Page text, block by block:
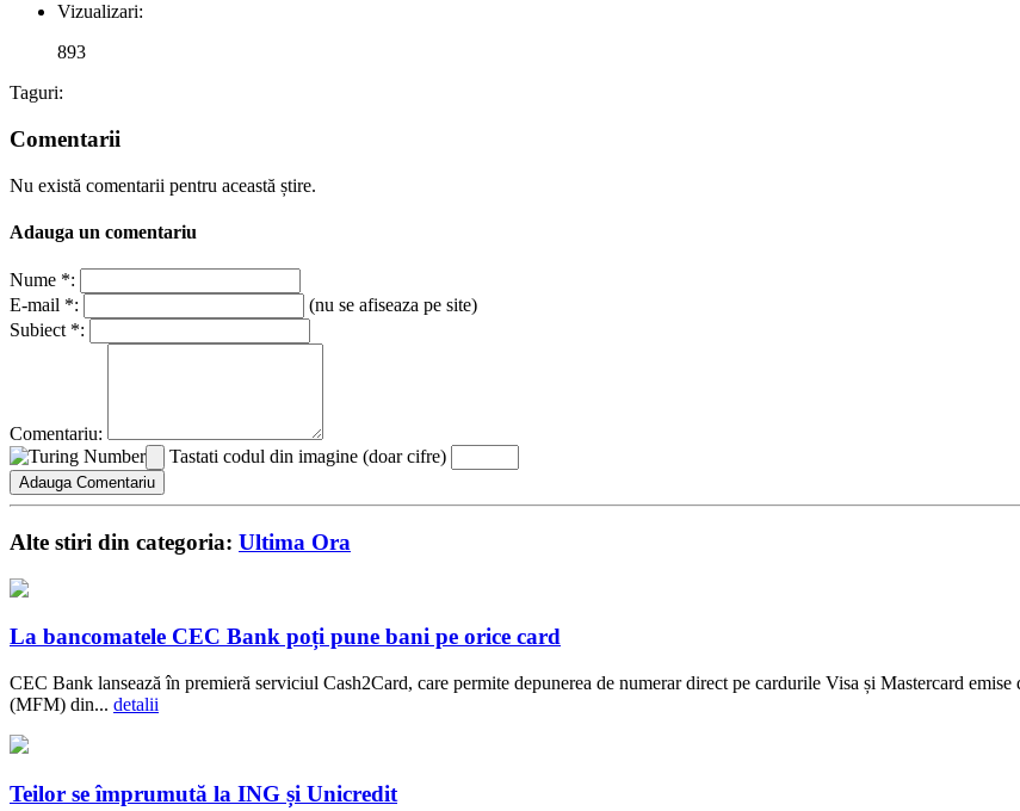
Vizualizari:
893
Taguri:
Comentarii
Nu există comentarii pentru această știre.
Adauga un comentariu
Nume *:
E-mail *:
(nu se afiseaza pe site)
Subiect *:
Comentariu:
Tastati codul din imagine (doar cifre)
Alte stiri din categoria: Ultima Ora
La bancomatele CEC Bank poți pune bani pe orice card
CEC Bank lansează în premieră serviciul Cash2Card, care permite depunerea de numerar direct pe cardurile Visa și Mastercard
(MFM) din... detalii
Teilor se împrumută la ING și Unicredit